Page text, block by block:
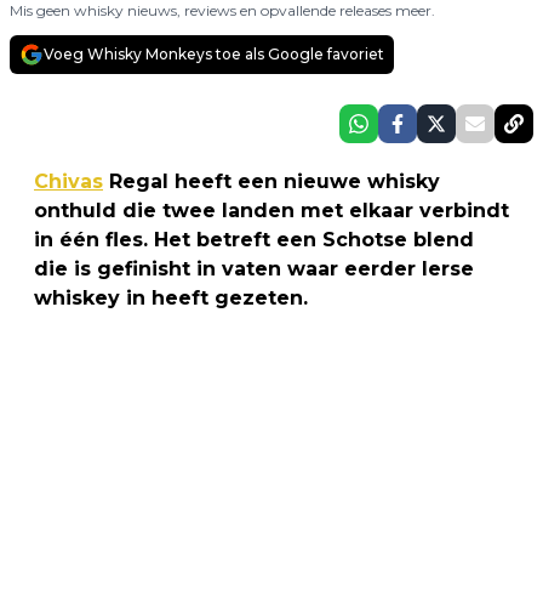
Mis geen whisky nieuws, reviews en opvallende releases meer.
Voeg Whisky Monkeys toe als Google favoriet
Chivas Regal heeft een nieuwe whisky
onthuld die twee landen met elkaar verbindt
in één fles. Het betreft een Schotse blend
die is gefinisht in vaten waar eerder Ierse
whiskey in heeft gezeten.